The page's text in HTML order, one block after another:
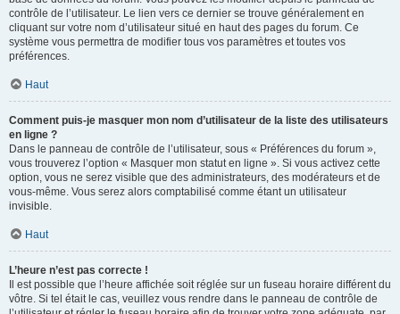
contrôle de l’utilisateur. Le lien vers ce dernier se trouve généralement en
cliquant sur votre nom d’utilisateur situé en haut des pages du forum. Ce
système vous permettra de modifier tous vos paramètres et toutes vos
préférences.
Haut
Comment puis-je masquer mon nom d’utilisateur de la liste des utilisateurs
en ligne ?
Dans le panneau de contrôle de l’utilisateur, sous « Préférences du forum »,
vous trouverez l’option « Masquer mon statut en ligne ». Si vous activez cette
option, vous ne serez visible que des administrateurs, des modérateurs et de
vous-même. Vous serez alors comptabilisé comme étant un utilisateur
invisible.
Haut
L’heure n’est pas correcte !
Il est possible que l’heure affichée soit réglée sur un fuseau horaire différent du
vôtre. Si tel était le cas, veuillez vous rendre dans le panneau de contrôle de